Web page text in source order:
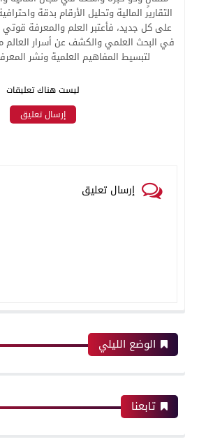
التقارير المالية وتحليل الأرقام بدقة
على كل جديد، فأعتبر العلم والمعرفة قوتي
في البحث العلمي والكشف عن أسرار
لتبسيط المفاهيم العلمية ونشر
ليست هناك تعليقات
إرسال تعليق
إرسال تعليق
الوضع الليلي
تابعنا